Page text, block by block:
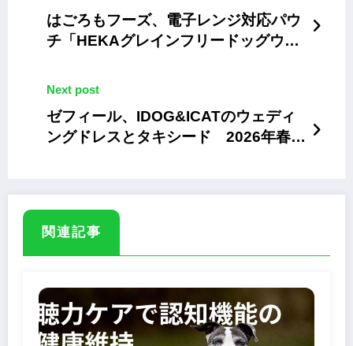
はごろもフーズ、電子レンジ対応パウ
チ「HEKAグレインフリードッグウェ
Next post
ゼフィール、IDOG&ICATのウェディ
ングドレスとタキシード 2026年春夏
関連記事